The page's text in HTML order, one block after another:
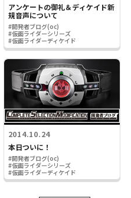
アンケートの御礼＆ディケイド新
規音声について
#開発者ブログ(oc)
#仮面ライダーシリーズ
#仮面ライダーディケイド
2014.10.24
本日ついに！
#開発者ブログ(oc)
#仮面ライダーシリーズ
#仮面ライダーディケイド